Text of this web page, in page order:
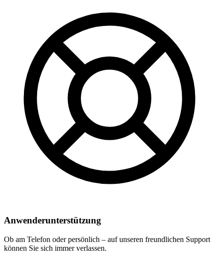
Anwenderunterstützung
Ob am Telefon oder persönlich – auf unseren freundlichen Support
können Sie sich immer verlassen.